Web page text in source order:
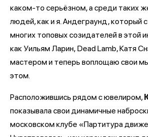
каком-то серьёзном, а среди таких
людей, как и я. Андеграунд, который
многих топовых созидателей в этой
как Уильям Ларин, Dead Lamb, Катя
мастером и теперь воплощаю свои
этом.
Расположившись рядом с ювелиром,
показывала свои динамичные
московском клубе «Партитура